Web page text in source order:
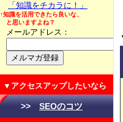
「知識をチカラに！」
↑知識を活用できたら良いな、
と思いますよね？
メールアドレス：
▼アクセスアップしたいなら
>> SEOのコツ